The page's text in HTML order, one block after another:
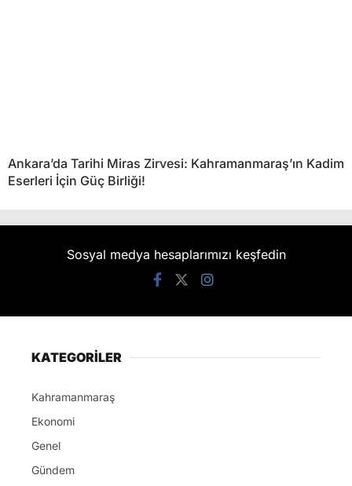
Ankara’da Tarihi Miras Zirvesi: Kahramanmaraş’ın Kadim
Eserleri İçin Güç Birliği!
Sosyal medya hesaplarımızı keşfedin
KATEGORİLER
Kahramanmaraş
Ekonomi
Genel
Gündem